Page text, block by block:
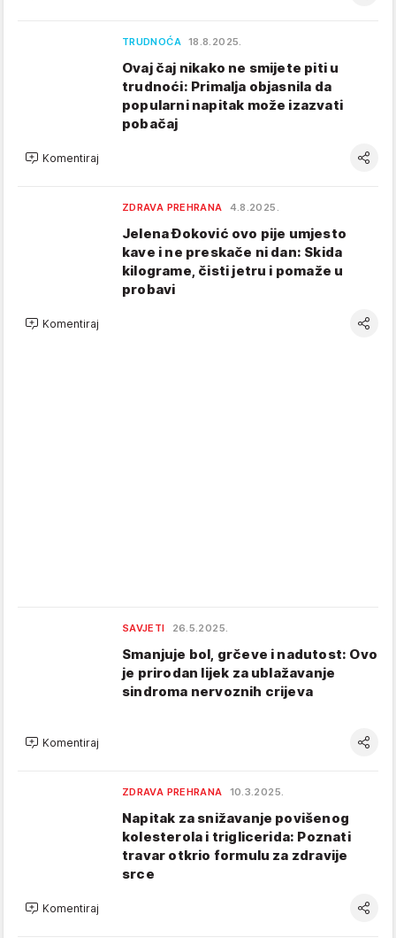
TRUDNOĆA 18.8.2025.
Ovaj čaj nikako ne smijete piti u
trudnoći: Primalja objasnila da
popularni napitak može izazvati
pobačaj
Komentiraj
ZDRAVA PREHRANA 4.8.2025.
Jelena Đoković ovo pije umjesto
kave i ne preskače ni dan: Skida
kilograme, čisti jetru i pomaže u
probavi
Komentiraj
SAVJETI 26.5.2025.
Smanjuje bol, grčeve i nadutost: Ovo
je prirodan lijek za ublažavanje
sindroma nervoznih crijeva
Komentiraj
ZDRAVA PREHRANA 10.3.2025.
Napitak za snižavanje povišenog
kolesterola i triglicerida: Poznati
travar otkrio formulu za zdravije
srce
Komentiraj